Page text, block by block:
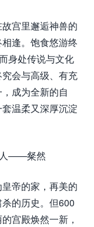
宫里邂逅神兽的
逢。饱食悠游终
身处传说与文化
会与高级、有充
成为全新的自
温柔又深厚沉淀
人——粲然
帝的家，再美的
的历史。但600
宫殿焕然一新，